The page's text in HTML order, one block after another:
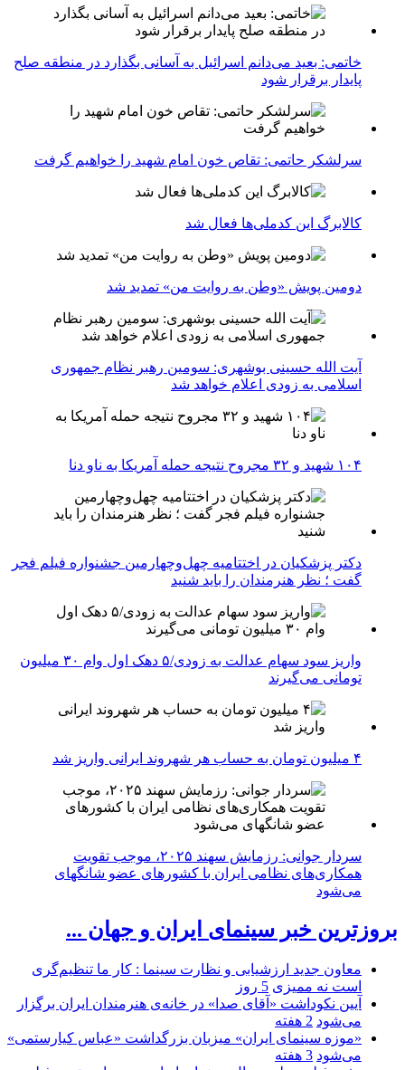
خاتمی: بعید می‌دانم اسرائیل به آسانی بگذارد در منطقه صلح
پایدار برقرار شود
سرلشکر حاتمی: تقاص خون امام شهید را خواهیم گرفت
کالابرگ این کدملی‌ها فعال شد
دومین پویش «وطن به روایت من» تمدید شد
آیت الله حسینی بوشهری: سومین رهبر نظام جمهوری
اسلامی به زودی اعلام خواهد شد
۱۰۴ شهید و ۳۲ مجروح نتیجه حمله آمریکا به ناو دنا
دکتر پزشکیان در اختتامیه چهل‌وچهارمین جشنواره فیلم فجر
گفت ؛ نظر هنرمندان را باید شنید
واریز سود سهام عدالت به زودی/۵ دهک اول وام ۳۰ میلیون
تومانی می‌گیرند
۴ میلیون تومان به حساب هر شهروند ایرانی واریز شد
سردار جوانی: رزمایش سهند ۲۰۲۵، موجب تقویت
همکاری‌های نظامی ایران با کشور‌های عضو شانگهای
می‌شود
بروزترین خبر سینمای ایران و جهان ...
معاون جدید ارزشیابی و نظارت سینما : کار ما تنظیم‌گری
است نه ممیزی 5 روز
آیین نکوداشت «آقای صدا» در خانه‌ی هنرمندان ایران برگزار
می‌شود 2 هفته
«موزه سینمای ایران» میزبان بزرگداشت «عباس کیارستمی»
می‌شود 3 هفته